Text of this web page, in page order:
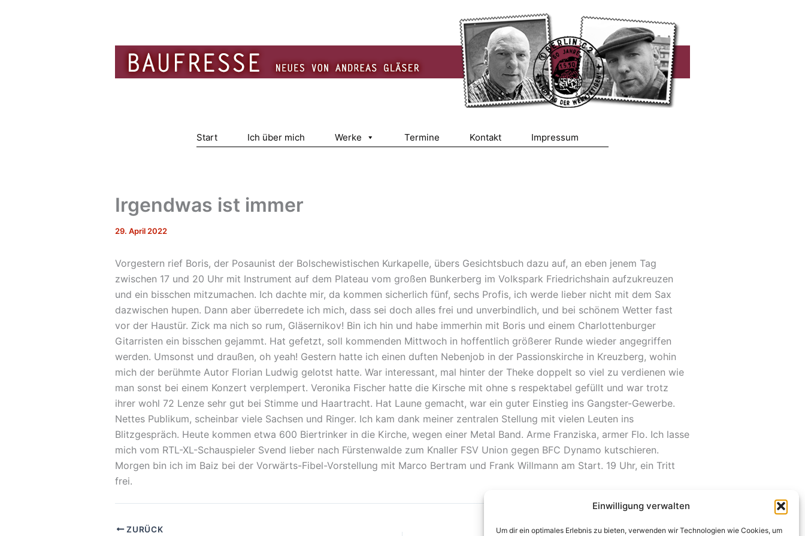
Einwilligung verwalten
Um dir ein optimales Erlebnis zu bieten, verwenden wir Technologien wie Cookies, um
Start Ich über mich Werke Termine Kontakt Impressum
Irgendwas ist immer
29. April 2022
Vorgestern rief Boris, der Posaunist der Bolschewistischen Kurkapelle, übers Gesichtsbuch dazu auf, an eben jenem Tag
zwischen 17 und 20 Uhr mit Instrument auf dem Plateau vom großen Bunkerberg im Volkspark Friedrichshain aufzukreuzen
und ein bisschen mitzumachen. Ich dachte mir, da kommen sicherlich fünf, sechs Profis, ich werde lieber nicht mit dem Sax
dazwischen hupen. Dann aber überredete ich mich, dass sei doch alles frei und unverbindlich, und bei schönem Wetter fast
vor der Haustür. Zick ma nich so rum, Gläsernikov! Bin ich hin und habe immerhin mit Boris und einem Charlottenburger
Gitarristen ein bisschen gejammt. Hat gefetzt, soll kommenden Mittwoch in hoffentlich größerer Runde wieder angegriffen
werden. Umsonst und draußen, oh yeah! Gestern hatte ich einen duften Nebenjob in der Passionskirche in Kreuzberg, wohin
mich der berühmte Autor Florian Ludwig gelotst hatte. War interessant, mal hinter der Theke doppelt so viel zu verdienen wie
man sonst bei einem Konzert verplempert. Veronika Fischer hatte die Kirsche mit ohne s respektabel gefüllt und war trotz
ihrer wohl 72 Lenze sehr gut bei Stimme und Haartracht. Hat Laune gemacht, war ein guter Einstieg ins Gangster-Gewerbe.
Nettes Publikum, scheinbar viele Sachsen und Ringer. Ich kam dank meiner zentralen Stellung mit vielen Leuten ins
Blitzgespräch. Heute kommen etwa 600 Biertrinker in die Kirche, wegen einer Metal Band. Arme Franziska, armer Flo. Ich lasse
mich vom RTL-XL-Schauspieler Svend lieber nach Fürstenwalde zum Knaller FSV Union gegen BFC Dynamo kutschieren.
Morgen bin ich im Baiz bei der Vorwärts-Fibel-Vorstellung mit Marco Bertram und Frank Willmann am Start. 19 Uhr, ein Tritt
frei.
ZURÜCK WEITER